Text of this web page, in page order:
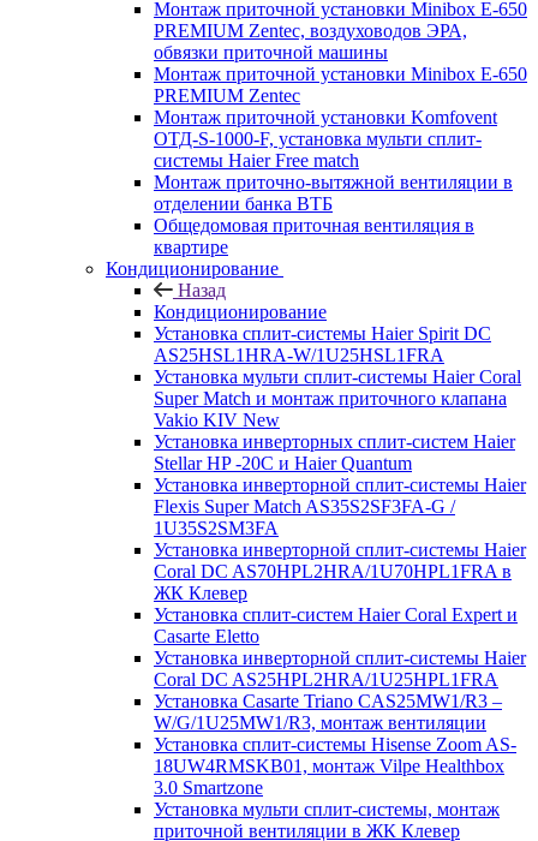
Монтаж приточной установки Minibox E-650
PREMIUM Zentec, воздуховодов ЭРА,
обвязки приточной машины
Монтаж приточной установки Minibox E-650
PREMIUM Zentec
Монтаж приточной установки Komfovent
ОТД-S-1000-F, установка мульти сплит-
системы Haier Free match
Монтаж приточно-вытяжной вентиляции в
отделении банка ВТБ
Общедомовая приточная вентиляция в
квартире
Кондиционирование
Назад
Кондиционирование
Установка сплит-системы Haier Spirit DC
AS25HSL1HRA-W/1U25HSL1FRA
Установка мульти сплит-системы Haier Coral
Super Match и монтаж приточного клапана
Vakio KIV New
Установка инверторных сплит-систем Haier
Stellar HP -20С и Haier Quantum
Установка инверторной сплит-системы Haier
Flexis Super Match AS35S2SF3FA-G /
1U35S2SM3FA
Установка инверторной сплит-системы Haier
Coral DC AS70HPL2HRA/1U70HPL1FRA в
ЖК Клевер
Установка сплит-систем Haier Coral Expert и
Casarte Eletto
Установка инверторной сплит-системы Haier
Coral DC AS25HPL2HRA/1U25HPL1FRA
Установка Casarte Triano CAS25MW1/R3 –
W/G/1U25MW1/R3, монтаж вентиляции
Установка сплит-системы Hisense Zoom AS-
18UW4RMSKB01, монтаж Vilpe Healthbox
3.0 Smartzone
Установка мульти сплит-системы, монтаж
приточной вентиляции в ЖК Клевер